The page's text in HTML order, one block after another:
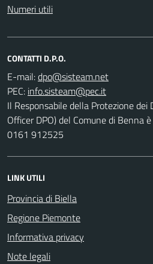
Numeri utili
CONTATTI D.P.O.
E-mail:
PEC:
Il Responsabile della Protezione dei
Officer DPO) del Comune di Benna
0161 912525
LINK UTILI
Provincia di Biella
Regione Piemonte
Informativa privacy
Note legali